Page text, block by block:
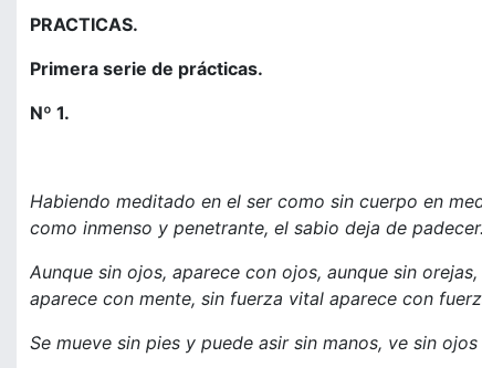
PRACTICAS.
Primera serie de prácticas.
Nº 1.
Habiendo meditado en el ser como sin cuerpo en
como inmenso y penetrante, el sabio deja de padecer.
Aunque sin ojos, aparece con ojos, aunque sin
aparece con mente, sin fuerza vital aparece con
Se mueve sin pies y puede asir sin manos, ve sin